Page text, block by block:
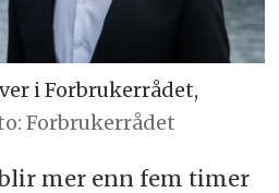
i Forbrukerrådet,
Forbrukerrådet
mer enn fem timer